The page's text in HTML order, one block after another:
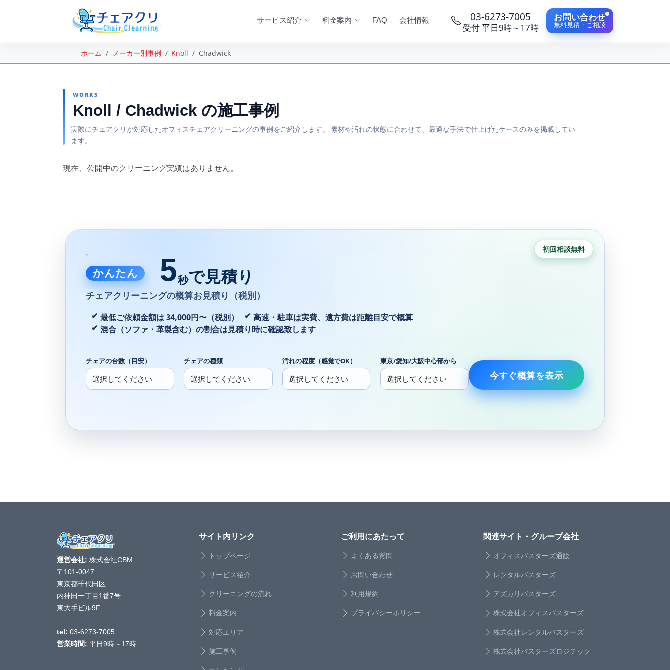
サービス紹介 料金案内 FAQ 会社情報 03-6273-7005
受付 平日9時～17時
お問い合わせ
無料見積・ご相談
ホーム メーカー別事例 Knoll Chadwick
WORKS
Knoll / Chadwick の施工事例
実際にチェアクリが対応したオフィスチェアクリーニングの事例をご紹介します。 素材や汚れの状態に合わせて、最適な手法で仕上げたケースのみを掲載してい
ます。
現在、公開中のクリーニング実績はありません。
初回相談無料
かんたん 5秒で見積り
チェアクリーニングの概算お見積り（税別）
最低ご依頼金額は 34,000円〜（税別）
高速・駐車は実費、遠方費は距離目安で概算
混合（ソファ・革製含む）の割合は見積り時に確認致します
チェアの台数（目安） チェアの種類 汚れの程度（感覚でOK） 東京/愛知/大阪中心部から
今すぐ概算を表示
運営会社: 株式会社CBM
〒101-0047
東京都千代田区
内神田一丁目1番7号
東大手ビル9F
tel: 03-6273-7005
営業時間: 平日9時～17時
サイト内リンク
トップページ
サービス紹介
クリーニングの流れ
料金案内
対応エリア
施工事例
ご利用にあたって
よくある質問
お問い合わせ
利用規約
プライバシーポリシー
関連サイト・グループ会社
オフィスバスターズ通販
レンタルバスターズ
アズカリバスターズ
株式会社オフィスバスターズ
株式会社レンタルバスターズ
株式会社バスターズロジテック